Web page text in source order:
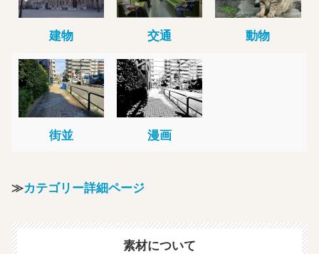
建物 交通 動物
街並 漫画
≫カテゴリー詳細ページ
素材について